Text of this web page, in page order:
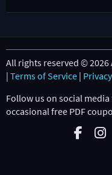
All rights reserved © 2026
| Terms of Service |
Follow us on social
occasional free PDF